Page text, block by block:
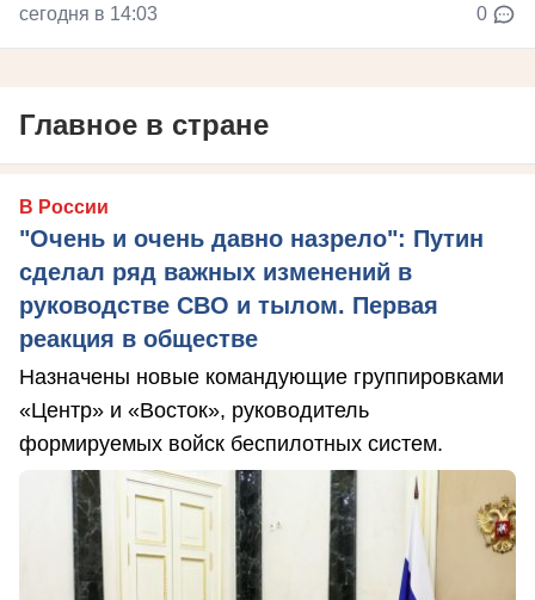
сегодня в 14:03 0
Главное в стране
В России
"Очень и очень давно назрело": Путин
сделал ряд важных изменений в
руководстве СВО и тылом. Первая
реакция в обществе
Назначены новые командующие группировками
«Центр» и «Восток», руководитель
формируемых войск беспилотных систем.